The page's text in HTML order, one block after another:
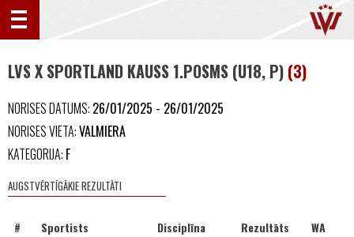
LVS X SPORTLAND KAUSS 1.POSMS (U18, P) (3)
NORISES DATUMS: 26/01/2025 - 26/01/2025
NORISES VIETA:VALMIERA
KATEGORIJA: F
AUGSTVĒRTĪGĀKIE REZULTĀTI
# Sportists Disciplīna Rezultāts WA